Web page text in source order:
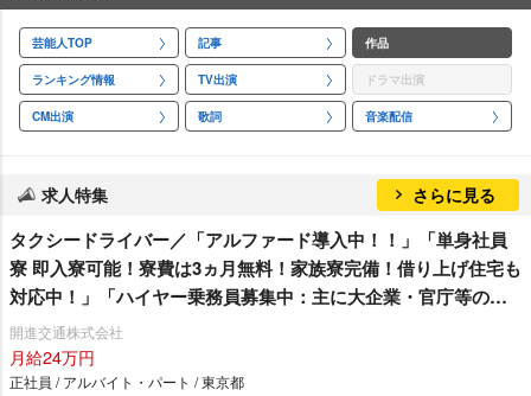
芸能人TOP 記事 作品
ランキング情報 TV出演 ドラマ出演
CM出演 歌詞 音楽配信
求人特集 さらに見る
タクシードライバー／「アルファード導入中！！」「単身社員
寮 即入寮可能！寮費は3ヵ月無料！家族寮完備！借り上げ住宅も
対応中！」「ハイヤー乗務員募集中：主に大企業・官庁等のお
客様の送迎をお願い致します。羽田空港や成田空港への送迎が
メインとなります。」「女性ドライバーも在籍残業ほぼ無
し！」 東京無線加盟で安定収入！明るくて楽しい開進交通へ
開進交通株式会社
月給24万円
正社員 / アルバイト・パート / 東京都